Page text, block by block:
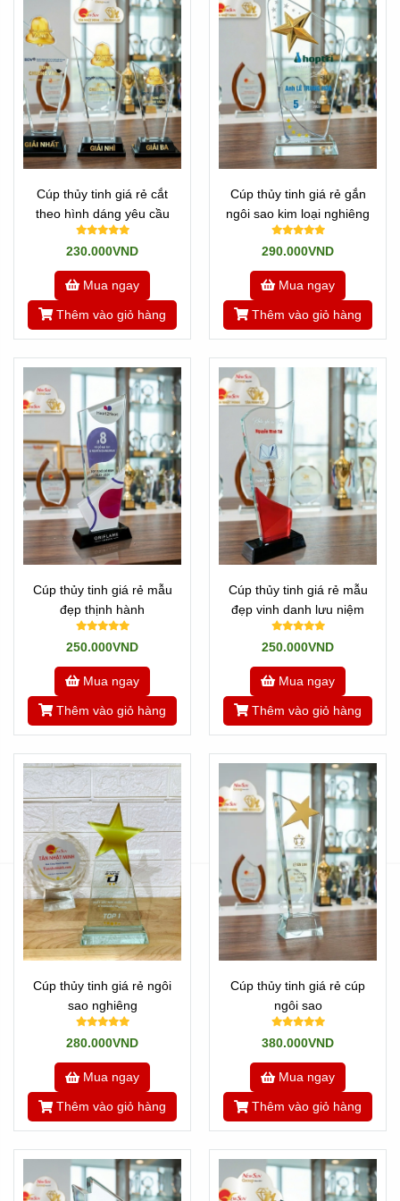
90% hàng nhập.
Đến với Tân Nhật Minh, chúng tôi có cả 2 dòng sản phẩm
để quí khách lựa chọn.
Chúng tôi là đơn vị nhập các dòng sản phẩm pha lê,
Cúp
thủy tinh giá rẻnày. Đồng thời là xưởng sản xuất trực
tiếp những sản phẩm cúp nhập không đáp ứng được. Nên
chúng tôi có giá hợp lý, rẻ nhất
Vơi hơn 10 năm trong nghề, chúng tôi tự hào là đơn vị có
mặt mọi sự kiện trong cả nước!
Xem thêm các mẫu khác ở đây như:Click Tất cả sản
phẩm về Cúp thủy tinh
-->Mẫu Cúp pha lê
--> Mẫu Cúp kim loại
Hoặc quayVề trang chủ , hoặc tìn hiểuVề chúng tôi
Newsun Tân Nhật Minh - Vua quà việt
Hotline:Zalo 0901460008
Tannhatminh.com
Cúp thủy tinh giá rẻ cắt
theo hình dáng yêu cầu
230.000VND
Mua ngay
Thêm vào giỏ hàng
Cúp thủy tinh giá rẻ gắn
ngôi sao kim loại nghiêng
290.000VND
Mua ngay
Thêm vào giỏ hàng
Cúp thủy tinh giá rẻ mẫu
đẹp thịnh hành
250.000VND
Mua ngay
Thêm vào giỏ hàng
Cúp thủy tinh giá rẻ mẫu
đẹp vinh danh lưu niệm
250.000VND
Mua ngay
Thêm vào giỏ hàng
Cúp thủy tinh giá rẻ ngôi
sao nghiêng
280.000VND
Mua ngay
Thêm vào giỏ hàng
Cúp thủy tinh giá rẻ cúp
ngôi sao
380.000VND
Mua ngay
Thêm vào giỏ hàng